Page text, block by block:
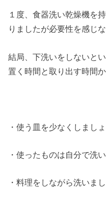
１度、食器洗い乾燥機を
りましたが必要性を感じ
結局、下洗いをしないと
置く時間と取り出す時間か
・使う皿を少なくしましょ
・使ったものは自分で洗
・料理をしながら洗いまし